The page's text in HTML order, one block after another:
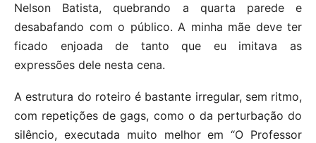
Nelson Batista, quebrando a quarta parede e
desabafando com o público. A minha mãe deve ter
ficado enjoada de tanto que eu imitava as
expressões dele nesta cena.
A estrutura do roteiro é bastante irregular, sem ritmo,
com repetições de gags, como o da perturbação do
silêncio, executada muito melhor em “O Professor